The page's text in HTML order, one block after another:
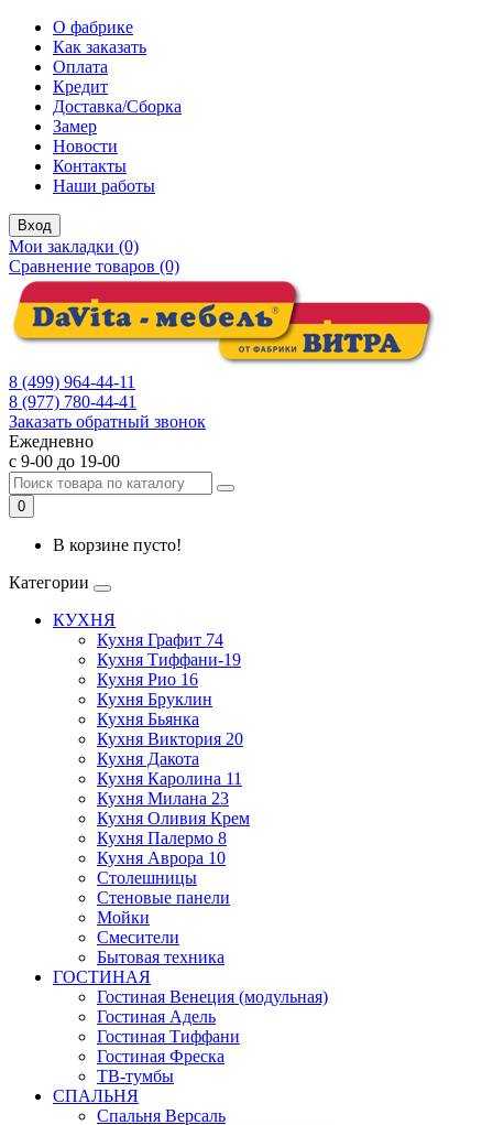
О фабрике
Как заказать
Оплата
Кредит
Доставка/Сборка
Замер
Новости
Контакты
Наши работы
Вход
Мои закладки (0)
Сравнение товаров (0)
8 (499) 964-44-11
8 (977) 780-44-41
Заказать обратный звонок
Ежедневно
с 9-00 до 19-00
0
В корзине пусто!
Категории
КУХНЯ
Кухня Графит 74
Кухня Тиффани-19
Кухня Рио 16
Кухня Бруклин
Кухня Бьянка
Кухня Виктория 20
Кухня Дакота
Кухня Каролина 11
Кухня Милана 23
Кухня Оливия Крем
Кухня Палермо 8
Кухня Аврора 10
Столешницы
Стеновые панели
Мойки
Смесители
Бытовая техника
ГОСТИНАЯ
Гостиная Венеция (модульная)
Гостиная Адель
Гостиная Тиффани
Гостиная Фреска
ТВ-тумбы
СПАЛЬНЯ
Спальня Версаль